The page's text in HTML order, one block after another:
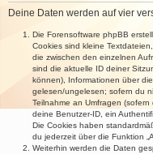
Deine Daten werden auf vier
Die Forensoftware phpBB
Cookies sind kleine
die zwischen den einzelnen
sind die aktuelle ID deiner
können), Informationen über
gelesen/ungelesen; sofern du
Teilnahme an Umfragen
deine Benutzer-ID, ein
Die Cookies haben
du jederzeit über die Funktion
Weiterhin werden die Daten